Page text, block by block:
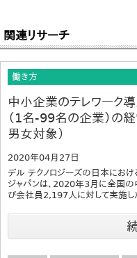
関連リサーチ
働き方
中小企業のテレワーク
（1名-99名の企業）の
男女対象）
2020年04月27日
デル テクノロジーズの日本におけ
ジャパンは、2020年3月に全国
び会社員2,197人に対して実施し